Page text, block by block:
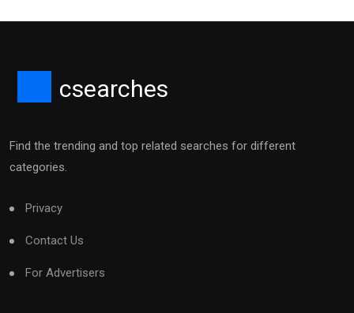
csearches
Find the trending and top related searches for different
categories.
Privacy
Contact Us
For Advertisers